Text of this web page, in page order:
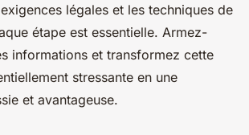
légales et les techniques de
étape est essentielle. Armez-
informations et transformez cette
stressante en une
et avantageuse.